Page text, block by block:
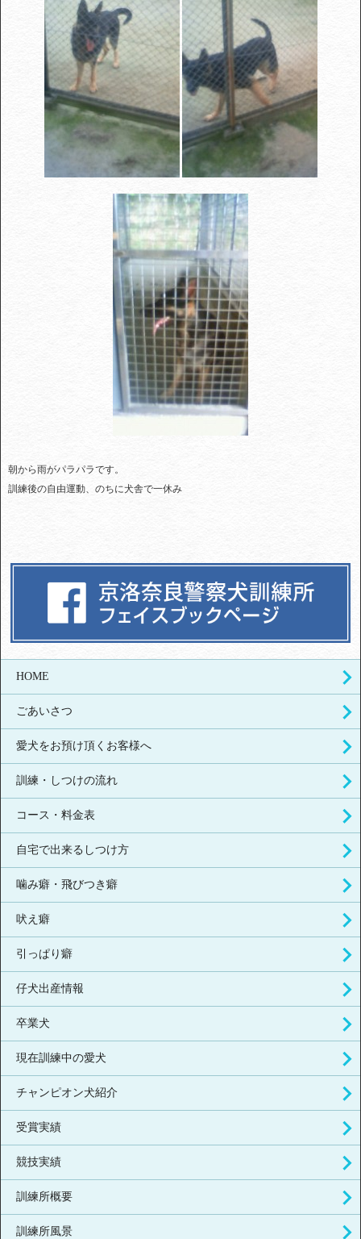
朝から雨がパラパラです。
訓練後の自由運動、のちに犬舎で一休み
HOME
ごあいさつ
愛犬をお預け頂くお客様へ
訓練・しつけの流れ
コース・料金表
自宅で出来るしつけ方
噛み癖・飛びつき癖
吠え癖
引っぱり癖
仔犬出産情報
卒業犬
現在訓練中の愛犬
チャンピオン犬紹介
受賞実績
競技実績
訓練所概要
訓練所風景